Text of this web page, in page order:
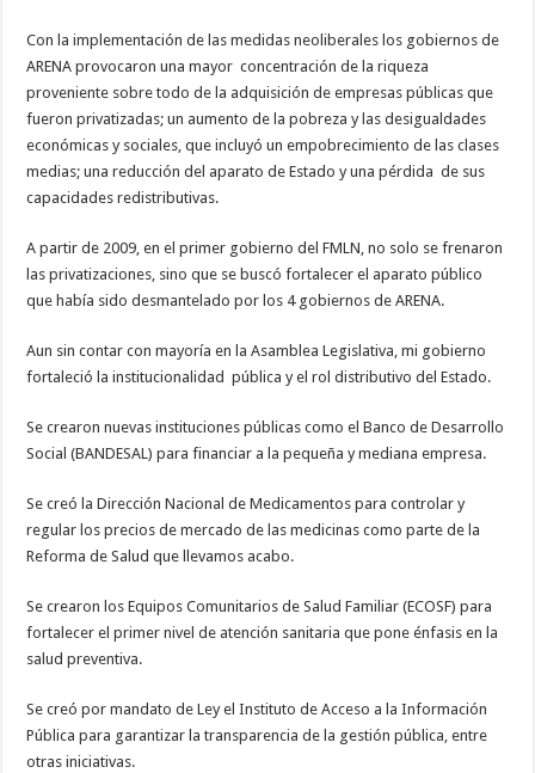
Con la implementación de las medidas neoliberales los gobiernos de
ARENA provocaron una mayor concentración de la riqueza
proveniente sobre todo de la adquisición de empresas públicas que
fueron privatizadas; un aumento de la pobreza y las desigualdades
económicas y sociales, que incluyó un empobrecimiento de las clases
medias; una reducción del aparato de Estado y una pérdida de sus
capacidades redistributivas.
A partir de 2009, en el primer gobierno del FMLN, no solo se frenaron
las privatizaciones, sino que se buscó fortalecer el aparato público
que había sido desmantelado por los 4 gobiernos de ARENA.
Aun sin contar con mayoría en la Asamblea Legislativa, mi gobierno
fortaleció la institucionalidad pública y el rol distributivo del Estado.
Se crearon nuevas instituciones públicas como el Banco de Desarrollo
Social (BANDESAL) para financiar a la pequeña y mediana empresa.
Se creó la Dirección Nacional de Medicamentos para controlar y
regular los precios de mercado de las medicinas como parte de la
Reforma de Salud que llevamos acabo.
Se crearon los Equipos Comunitarios de Salud Familiar (ECOSF) para
fortalecer el primer nivel de atención sanitaria que pone énfasis en la
salud preventiva.
Se creó por mandato de Ley el Instituto de Acceso a la Información
Pública para garantizar la transparencia de la gestión pública, entre
otras iniciativas.